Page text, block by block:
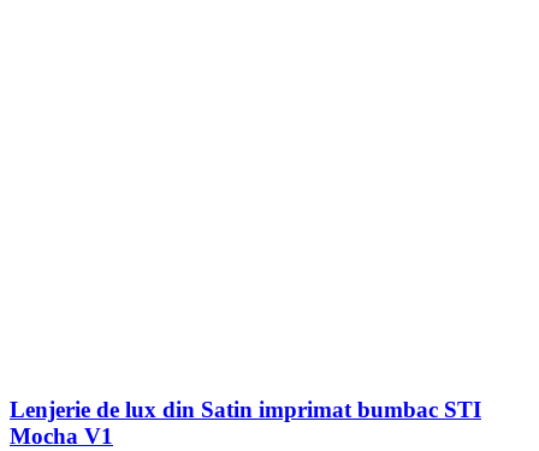
Lenjerie de lux din Satin imprimat bumbac STI
Mocha V1